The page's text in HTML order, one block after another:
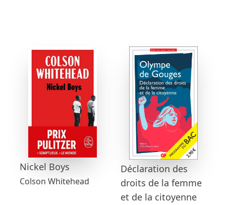
Nickel Boys
Colson Whitehead
Déclaration des
droits de la femme
et de la citoyenne